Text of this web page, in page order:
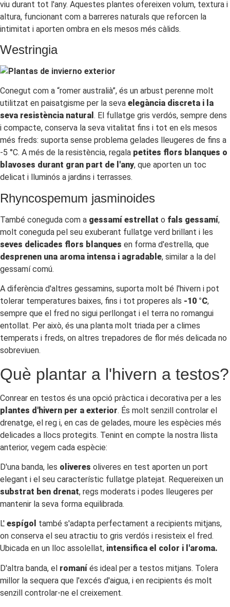
viu durant tot l'any. Aquestes plantes ofereixen volum, textura i
altura, funcionant com a barreres naturals que reforcen la
intimitat i aporten ombra en els mesos més càlids.
Westringia
Conegut com a “romer australià”, és un arbust perenne molt
utilitzat en paisatgisme per la seva elegància discreta i la
seva resistència natural . El fullatge gris verdós, sempre dens
i compacte, conserva la seva vitalitat fins i tot en els mesos
més freds: suporta sense problema gelades lleugeres de fins a
-5 °C. A més de la resistència, regala petites flors blanques o
blavoses durant gran part de l'any, que aporten un toc
delicat i lluminós a jardins i terrasses.
Rhyncospemum jasminoides
També coneguda com a gessamí estrellat o fals gessamí,
molt coneguda pel seu exuberant fullatge verd brillant i les
seves delicades flors blanques en forma d'estrella, que
desprenen una aroma intensa i agradable, similar a la del
gessamí comú.
A diferència d'altres gessamins, suporta molt bé l'hivern i pot
tolerar temperatures baixes, fins i tot properes als -10 °C,
sempre que el fred no sigui perllongat i el terra no romangui
entollat. Per això, és una planta molt triada per a climes
temperats i freds, on altres trepadores de flor més delicada no
sobreviuen.
Què plantar a l'hivern a testos?
Conrear en testos és una opció pràctica i decorativa per a les
plantes d'hivern per a exterior. És molt senzill controlar el
drenatge, el reg i, en cas de gelades, moure les espècies més
delicades a llocs protegits. Tenint en compte la nostra llista
anterior, vegem cada espècie:
D'una banda, les oliveres oliveres en test aporten un port
elegant i el seu característic fullatge platejat. Requereixen un
substrat ben drenat, regs moderats i podes lleugeres per
mantenir la seva forma equilibrada.
L' espígol també s'adapta perfectament a recipients mitjans,
on conserva el seu atractiu to gris verdós i resisteix el fred.
Ubicada en un lloc assolellat, intensifica el color i l'aroma.
D'altra banda, el romaní és ideal per a testos mitjans. Tolera
millor la sequera que l'excés d'aigua, i en recipients és molt
senzill controlar-ne el creixement.